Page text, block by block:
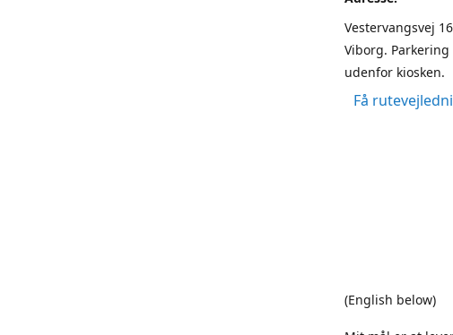
Vestervangsvej
Viborg.
udenfor kiosken.
Få
(English below)